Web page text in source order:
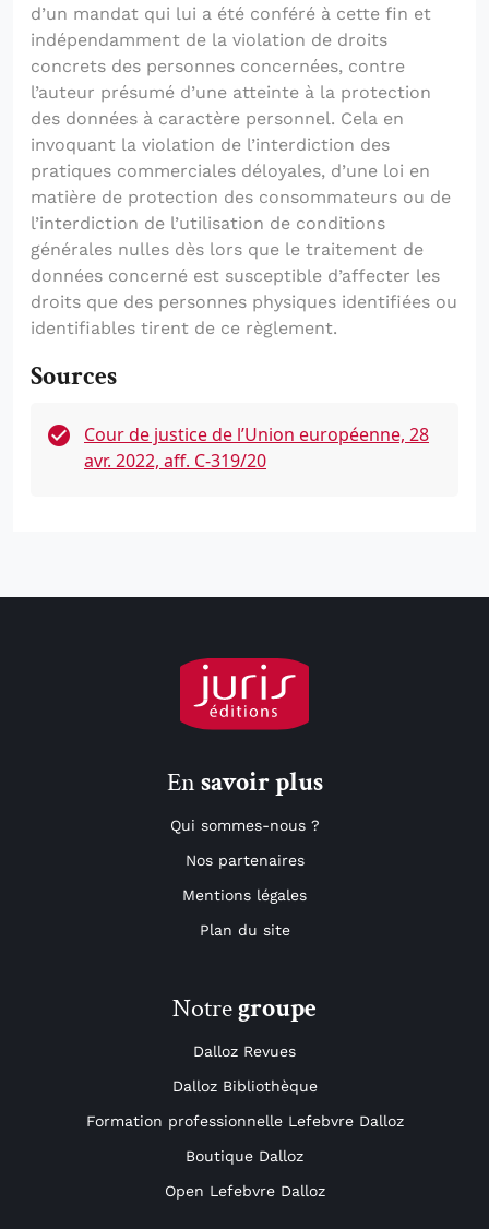
d’un mandat qui lui a été conféré à cette fin et
indépendamment de la violation de droits
concrets des personnes concernées, contre
l’auteur présumé d’une atteinte à la protection
des données à caractère personnel. Cela en
invoquant la violation de l’interdiction des
pratiques commerciales déloyales, d’une loi en
matière de protection des consommateurs ou de
l’interdiction de l’utilisation de conditions
générales nulles dès lors que le traitement de
données concerné est susceptible d’affecter les
droits que des personnes physiques identifiées ou
identifiables tirent de ce règlement.
Sources
Cour de justice de l’Union européenne, 28
avr. 2022, aff. C-319/20
Ensavoir plus
Qui sommes-nous ?
Nos partenaires
Mentions légales
Plan du site
Notregroupe
Dalloz Revues
Dalloz Bibliothèque
Formation professionnelle Lefebvre Dalloz
Boutique Dalloz
Open Lefebvre Dalloz